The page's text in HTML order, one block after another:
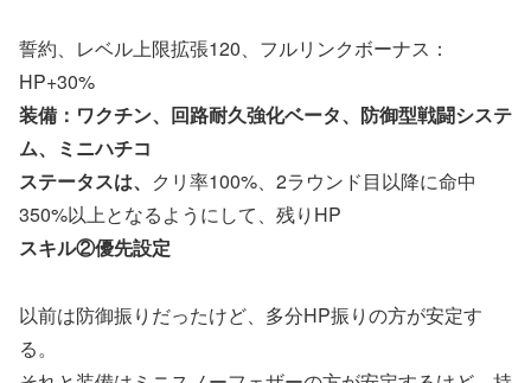
誓約、レベル上限拡張120、フルリンクボーナス：
HP+30%
装備：ワクチン、回路耐久強化ベータ、防御型戦闘システ
ム、ミニハチコ
ステータスは、 クリ率100%、2ラウンド目以降に命中
350%以上となるようにして、残りHP
スキル②優先設定
以前は防御振りだったけど、多分HP振りの方が安定す
る。